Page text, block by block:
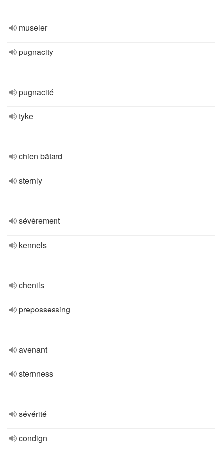
museler
pugnacity
pugnacité
tyke
chien bâtard
sternly
sévèrement
kennels
chenils
prepossessing
avenant
sternness
sévérité
condign